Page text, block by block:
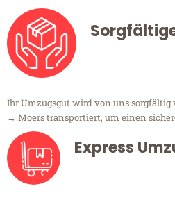
Ihr Umzugsgut wird von uns
→ Moers transportiert, um einen
Express